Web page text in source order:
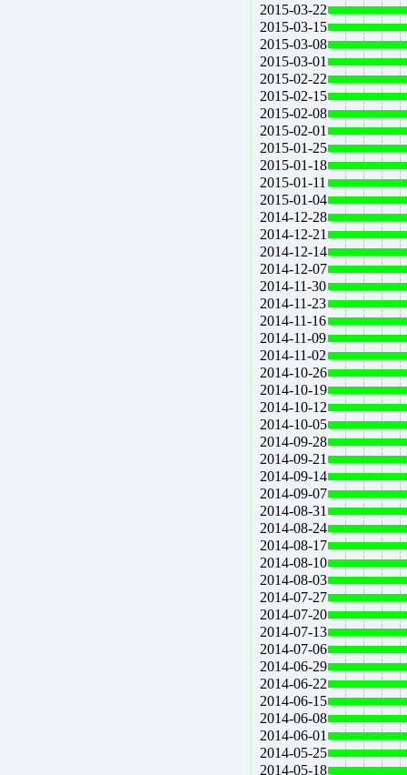
2015-03-22
2015-03-15
2015-03-08
2015-03-01
2015-02-22
2015-02-15
2015-02-08
2015-02-01
2015-01-25
2015-01-18
2015-01-11
2015-01-04
2014-12-28
2014-12-21
2014-12-14
2014-12-07
2014-11-30
2014-11-23
2014-11-16
2014-11-09
2014-11-02
2014-10-26
2014-10-19
2014-10-12
2014-10-05
2014-09-28
2014-09-21
2014-09-14
2014-09-07
2014-08-31
2014-08-24
2014-08-17
2014-08-10
2014-08-03
2014-07-27
2014-07-20
2014-07-13
2014-07-06
2014-06-29
2014-06-22
2014-06-15
2014-06-08
2014-06-01
2014-05-25
2014-05-18